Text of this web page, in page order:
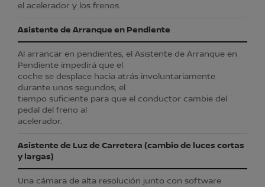
el acelerador y los frenos.
Asistente de Arranque en Pendiente
Al arrancar en pendientes, el Asistente de Arranque en
Pendiente impedirá que el
coche se desplace hacia atrás involuntariamente
durante unos segundos, el
tiempo suficiente para que el conductor cambie del
pedal del freno al
acelerador.
Asistente de Luz de Carretera (cambio de luces cortas
y largas)
Una cámara de alta resolución junto con software